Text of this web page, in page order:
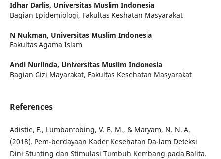
Idhar Darlis, Universitas Muslim Indonesia
Bagian Epidemiologi, Fakultas Keshatan Masyarakat
N Nukman, Universitas Muslim Indonesia
Fakultas Agama Islam
Andi Nurlinda, Universitas Muslim Indonesia
Bagian Gizi Mayarakat, Fakultas Kesehatan Masyarakat
References
Adistie, F., Lumbantobing, V. B. M., & Maryam, N. N. A.
(2018). Pem-berdayaan Kader Kesehatan Da-lam Deteksi
Dini Stunting dan Stimulasi Tumbuh Kembang pada Balita.